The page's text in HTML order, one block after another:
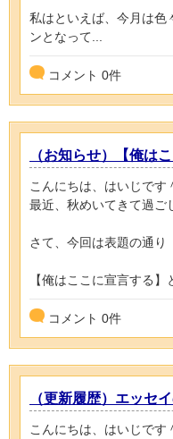
私はといえば、今月は色
ンとなって...
コメント 0件
（お知らせ）【俺は
こんにちは、はいじです
最近、秋めいてきて過ご
さて、今回は表題の通り
【俺はここに宣言する
コメント 0件
（更新履歴）エッセ
こんにちは、はいじです